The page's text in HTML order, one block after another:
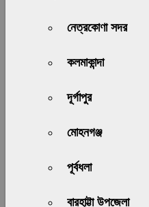
নেত্রকোণা সদর
কলমাকান্দা
দূর্গাপুর
মোহনগঞ্জ
পূর্বধলা
বারহাট্টা উপজেলা